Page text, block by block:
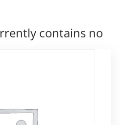
contains no